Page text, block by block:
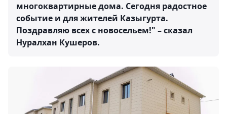
многоквартирные дома. Сегодня радостное
событие и для жителей Казыгурта.
Поздравляю всех с новосельем!" – сказал
Нуралхан Кушеров.